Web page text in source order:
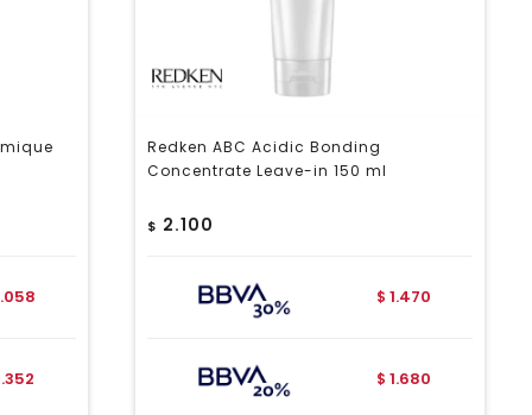
Redken ABC Acidic Bonding
Concentrate Leave-in 150 ml
$ 2.100
$ 1.470
$ 1.680